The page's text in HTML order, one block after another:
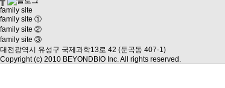
family site
family site ①
family site ②
family site ③
대전광역시 유성구 국제과학13로 42 (둔곡동 407-1)
Copyright (c) 2010 BEYONDBIO Inc. All rights reserved.